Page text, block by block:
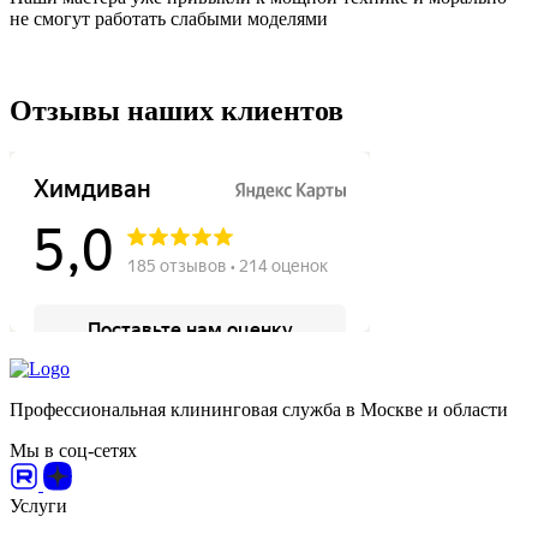
не смогут работать слабыми моделями
Отзывы наших клиентов
Профессиональная клининговая служба в Москве и области
Мы в соц-сетях
Услуги